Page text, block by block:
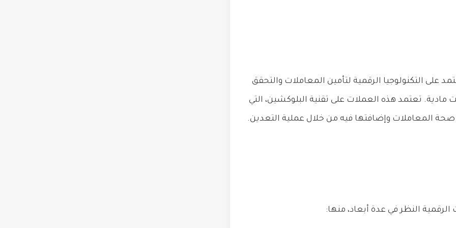
على التكنولوجيا الرقمية لتأمين المعاملات والتحقق
تعتمد هذه العملات على تقنية البلوكشين، التي
المعاملات وإضافتها فيه من خلال عملية التعدين.
النظر في عدة أبعاد، منها: